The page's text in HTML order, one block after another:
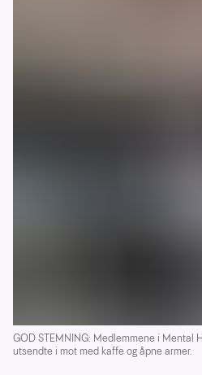
GOD STEMNING: Medlemmene i Mental
utsendte i mot med kaffe og åpne armer.